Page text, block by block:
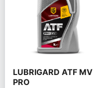
LUBRIGARD ATF MV
PRO